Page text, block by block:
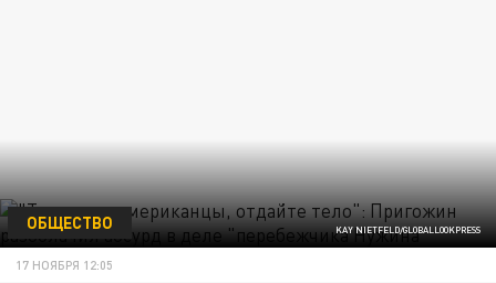
KAY NIETFELD/GLOBALLOOKPRESS
ОБЩЕСТВО
17 НОЯБРЯ 12:05